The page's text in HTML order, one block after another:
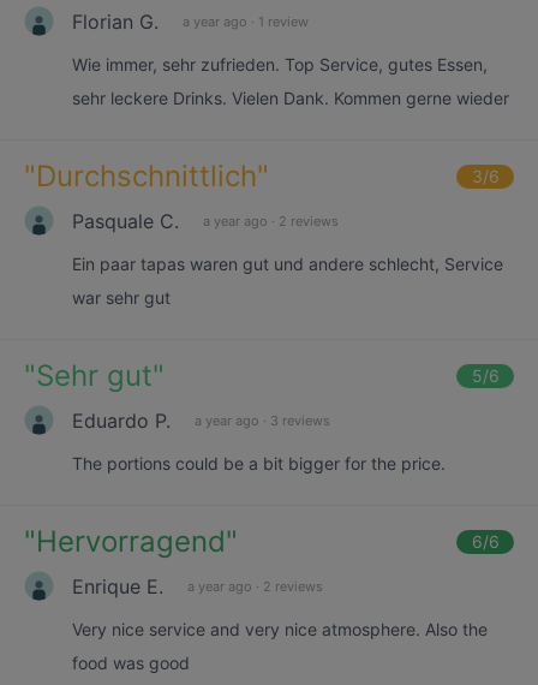
Florian G. a year ago · 1 review
Wie immer, sehr zufrieden. Top Service, gutes Essen,
sehr leckere Drinks. Vielen Dank. Kommen gerne wieder
"Durchschnittlich" 3/6
Pasquale C. a year ago · 2 reviews
Ein paar tapas waren gut und andere schlecht, Service
war sehr gut
"Sehr gut" 5/6
Eduardo P. a year ago · 3 reviews
The portions could be a bit bigger for the price.
"Hervorragend" 6/6
Enrique E. a year ago · 2 reviews
Very nice service and very nice atmosphere. Also the
food was good